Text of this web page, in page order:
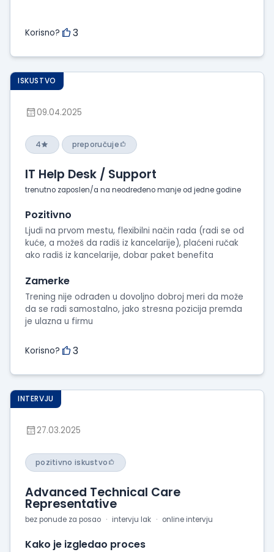
Korisno? 3
ISKUSTVO
09.04.2025
4 preporučuje
IT Help Desk / Support
trenutno zaposlen/a na neodređeno manje od jedne godine
Pozitivno
Ljudi na prvom mestu, flexibilni način rada (radi se od
kuće, a možeš da radiš iz kancelarije), plaćeni ručak
ako radiš iz kancelarije, dobar paket benefita
Zamerke
Trening nije odrađen u dovoljno dobroj meri da može
da se radi samostalno, jako stresna pozicija premda
je ulazna u firmu
Korisno? 3
INTERVJU
27.03.2025
pozitivno iskustvo
Advanced Technical Care
Representative
bez ponude za posao intervju lak online intervju
Kako je izgledao proces